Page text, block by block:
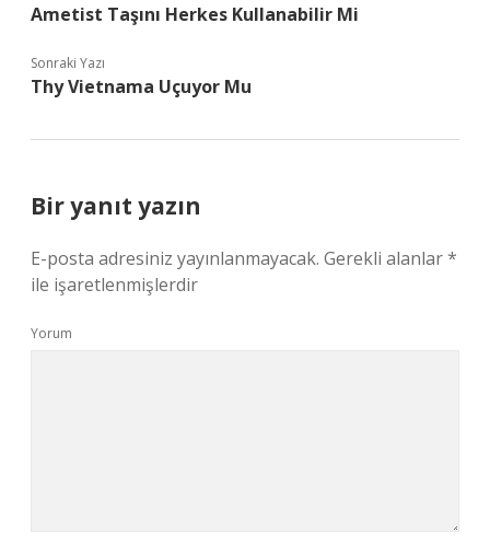
Ametist Taşını Herkes Kullanabilir Mi
Sonraki Yazı
Thy Vietnama Uçuyor Mu
Bir yanıt yazın
E-posta adresiniz yayınlanmayacak. Gerekli alanlar*
ile işaretlenmişlerdir
Yorum